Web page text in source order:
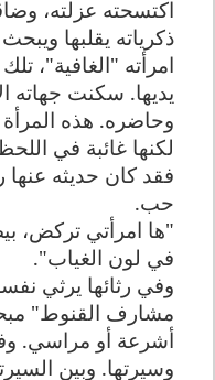
اكتسحته عزلته،
ذكرياته يقلبها
امرأته "الغافية"،
يديها. سكنت جهاته
وحاضره. هذه
لكنها غائبة في
فقد كان حديثه عنها
حب.
"ها امرأتي تركض،
في لون الغياب".
وفي رثائها يرثي
مشارف القنوط"
أشرعة أو مراسي.
وسيرتها. وبين